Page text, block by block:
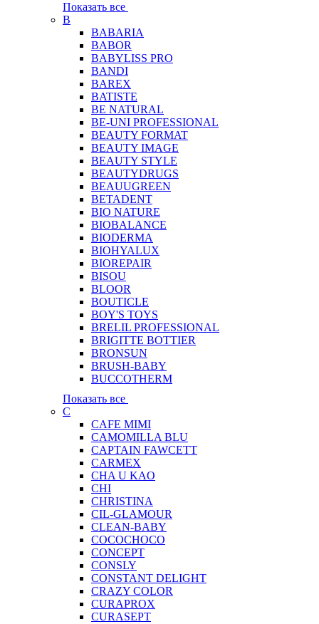
Показать все
B
BABARIA
BABOR
BABYLISS PRO
BANDI
BAREX
BATISTE
BE NATURAL
BE-UNI PROFESSIONAL
BEAUTY FORMAT
BEAUTY IMAGE
BEAUTY STYLE
BEAUTYDRUGS
BEAUUGREEN
BETADENT
BIO NATURE
BIOBALANCE
BIODERMA
BIOHYALUX
BIOREPAIR
BISOU
BLOOR
BOUTICLE
BOY'S TOYS
BRELIL PROFESSIONAL
BRIGITTE BOTTIER
BRONSUN
BRUSH-BABY
BUCCOTHERM
Показать все
C
CAFE MIMI
CAMOMILLA BLU
CAPTAIN FAWCETT
CARMEX
CHA U KAO
CHI
CHRISTINA
CIL-GLAMOUR
CLEAN-BABY
COCOCHOCO
CONCEPT
CONSLY
CONSTANT DELIGHT
CRAZY COLOR
CURAPROX
CURASEPT